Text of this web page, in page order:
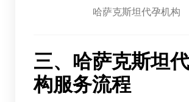
哈萨克斯坦代孕机构
三、哈萨克斯坦
构服务流程